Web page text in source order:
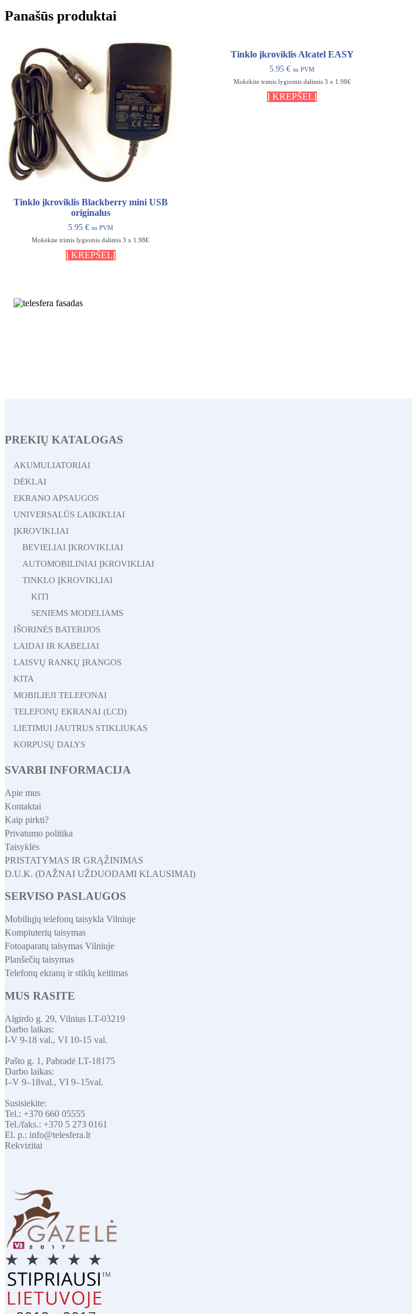
Panašūs produktai
Tinklo įkroviklis Blackberry mini USB
originalus
5.95 € su PVM
Mokėkite trimis lygiomis dalimis 3 x 1.98€
Į KREPŠELĮ
Tinklo įkroviklis Alcatel EASY
5.95€ su PVM
Mokėkite trimis lygiomis dalimis 3 x 1.98€
Į KREPŠELĮ
PREKIŲ KATALOGAS
AKUMULIATORIAI
DĖKLAI
EKRANO APSAUGOS
UNIVERSALŪS LAIKIKLIAI
ĮKROVIKLIAI
BEVIELIAI ĮKROVIKLIAI
AUTOMOBILINIAI ĮKROVIKLIAI
TINKLO ĮKROVIKLIAI
KITI
SENIEMS MODELIAMS
IŠORINĖS BATERIJOS
LAIDAI IR KABELIAI
LAISVŲ RANKŲ ĮRANGOS
KITA
MOBILIEJI TELEFONAI
TELEFONŲ EKRANAI (LCD)
LIETIMUI JAUTRUS STIKLIUKAS
KORPUSŲ DALYS
SVARBI INFORMACIJA
Apie mus
Kontaktai
Kaip pirkti?
Privatumo politika
Taisyklės
PRISTATYMAS IR GRĄŽINIMAS
D.U.K. (DAŽNAI UŽDUODAMI KLAUSIMAI)
SERVISO PASLAUGOS
Mobiliųjų telefonų taisykla Vilniuje
Kompiuterių taisymas
Fotoaparatų taisymas Vilniuje
Planšečių taisymas
Telefonų ekranų ir stiklų keitimas
MUS RASITE
Algirdo g. 29, Vilnius LT-03219
Darbo laikas:
I-V 9-18 val., VI 10-15 val.
Pašto g. 1, Pabradė LT-18175
Darbo laikas:
I–V 9–18val., VI 9–15val.
Susisiekite:
Tel.: +370 660 05555
Tel./faks.: +370 5 273 0161
El. p.: info@telesfera.lt
Rekvizitai